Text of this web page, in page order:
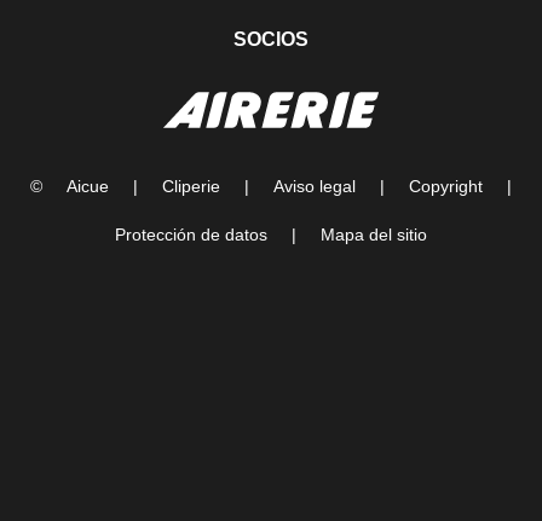
SOCIOS
© Aicue | Cliperie | Aviso legal | Copyright |
Protección de datos | Mapa del sitio